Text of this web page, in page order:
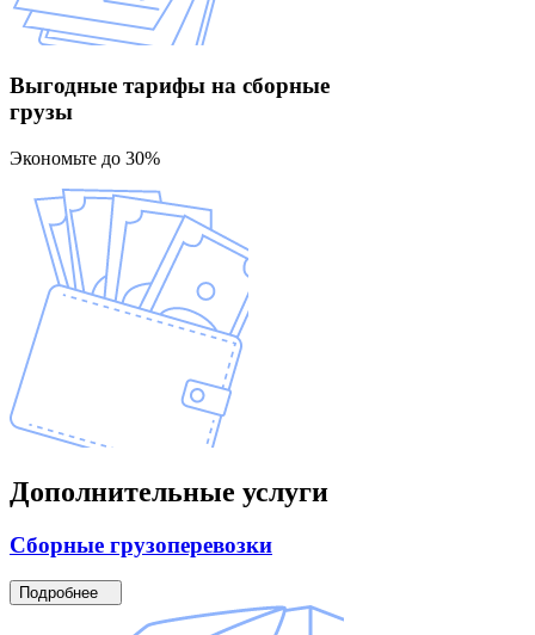
Выгодные тарифы на сборные
грузы
Экономьте до 30%
Дополнительные услуги
Сборные грузоперевозки
Подробнее